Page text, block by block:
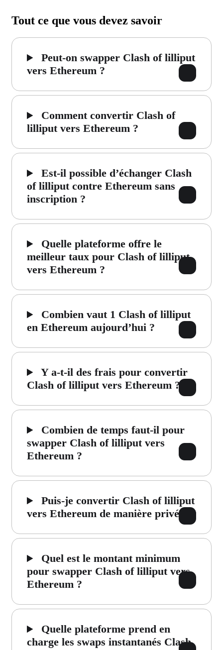
Tout ce que vous devez savoir
Peut-on swapper Clash of lilliput
vers Ethereum ?
Comment convertir Clash of
lilliput vers Ethereum ?
Est-il possible d’échanger Clash
of lilliput contre Ethereum sans
inscription ?
Quelle plateforme offre le
meilleur taux pour Clash of lilliput
vers Ethereum ?
Combien vaut 1 Clash of lilliput
en Ethereum aujourd’hui ?
Y a-t-il des frais pour convertir
Clash of lilliput vers Ethereum ?
Combien de temps faut-il pour
swapper Clash of lilliput vers
Ethereum ?
Puis-je convertir Clash of lilliput
vers Ethereum de manière privée ?
Quel est le montant minimum
pour swapper Clash of lilliput vers
Ethereum ?
Quelle plateforme prend en
charge les swaps instantanés Clash